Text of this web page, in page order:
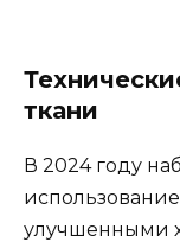
ткани
В 2024 году
улучшенными